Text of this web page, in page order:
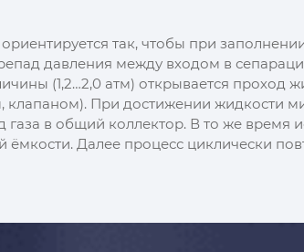
так, чтобы при
давления между входом в
(1,2…2,0 атм) открывается проход
При достижении жидкости
газа в общий коллектор. В то же время
Далее процесс циклически